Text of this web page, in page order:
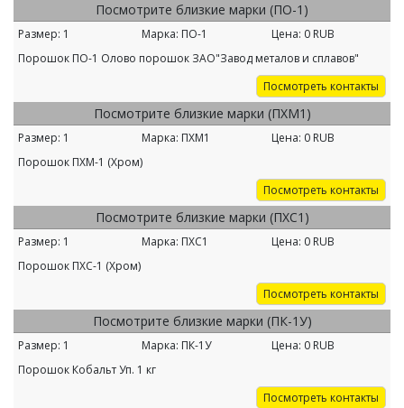
Посмотрите близкие марки (ПО-1)
Размер: 1 Марка: ПО-1 Цена: 0 RUB
Порошок ПО-1 Олово порошок ЗАО"Завод металов и сплавов"
Посмотреть контакты
Посмотрите близкие марки (ПХМ1)
Размер: 1 Марка: ПХМ1 Цена: 0 RUB
Порошок ПХМ-1 (Хром)
Посмотреть контакты
Посмотрите близкие марки (ПХС1)
Размер: 1 Марка: ПХС1 Цена: 0 RUB
Порошок ПХС-1 (Хром)
Посмотреть контакты
Посмотрите близкие марки (ПК-1У)
Размер: 1 Марка: ПК-1У Цена: 0 RUB
Порошок Кобальт Уп. 1 кг
Посмотреть контакты